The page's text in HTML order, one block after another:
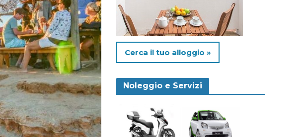
Cerca il tuo alloggio »
Noleggio e Servizi